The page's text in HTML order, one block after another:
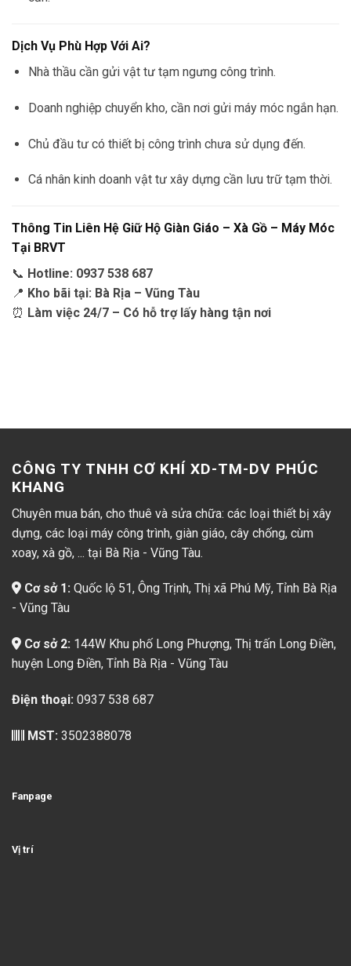
Dịch Vụ Phù Hợp Với Ai?
Nhà thầu cần gửi vật tư tạm ngưng công trình.
Doanh nghiệp chuyển kho, cần nơi gửi máy móc ngắn hạn.
Chủ đầu tư có thiết bị công trình chưa sử dụng đến.
Cá nhân kinh doanh vật tư xây dựng cần lưu trữ tạm thời.
Thông Tin Liên Hệ Giữ Hộ Giàn Giáo – Xà Gồ – Máy Móc
Tại BRVT
📞 Hotline: 0937 538 687
📍 Kho bãi tại: Bà Rịa – Vũng Tàu
⏰ Làm việc 24/7 – Có hỗ trợ lấy hàng tận nơi
CÔNG TY TNHH CƠ KHÍ XD-TM-DV PHÚC
KHANG
Chuyên mua bán, cho thuê và sửa chữa: các loại thiết bị xây
dựng, các loại máy công trình, giàn giáo, cây chống, cùm
xoay, xà gồ, ... tại Bà Rịa - Vũng Tàu.
Cơ sở 1: Quốc lộ 51, Ông Trịnh, Thị xã Phú Mỹ, Tỉnh Bà Rịa
- Vũng Tàu
Cơ sở 2: 144W Khu phố Long Phượng, Thị trấn Long Điền,
huyện Long Điền, Tỉnh Bà Rịa - Vũng Tàu
Điện thoại: 0937 538 687
MST: 3502388078
Fanpage
Vị trí